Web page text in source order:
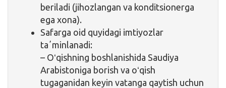
beriladi (jihozlangan va konditsionerga
ega xona).
Safarga oid quyidagi imtiyozlar
taʼminlanadi:
– Oʻqishning boshlanishida Saudiya
Arabistoniga borish va oʻqish
tugaganidan keyin vatanga qaytish uchun